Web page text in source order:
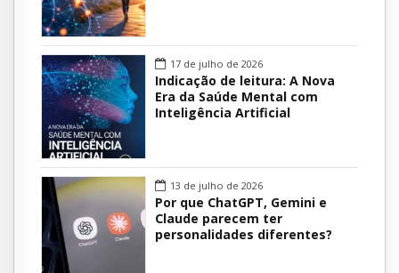
17 de julho de 2026
Indicação de leitura: A Nova
Era da Saúde Mental com
Inteligência Artificial
13 de julho de 2026
Por que ChatGPT, Gemini e
Claude parecem ter
personalidades diferentes?